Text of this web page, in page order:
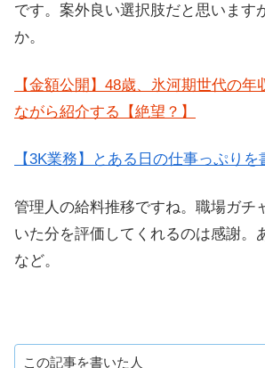
です。案外良い選択肢だと思います
か。
【金額公開】48歳、氷河期世代の年
ながら紹介する【絶望？】
【3K業務】とある日の仕事っぷりを
管理人の給料推移ですね。職場ガチ
いた分を評価してくれるのは感謝。
など。
この記事を書いた人